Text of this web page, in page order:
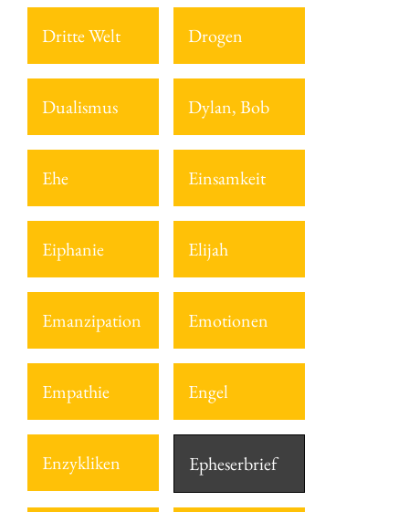
Dritte Welt Drogen
Dualismus Dylan, Bob
Ehe Einsamkeit
Eiphanie Elijah
Emanzipation Emotionen
Empathie Engel
Enzykliken Epheserbrief